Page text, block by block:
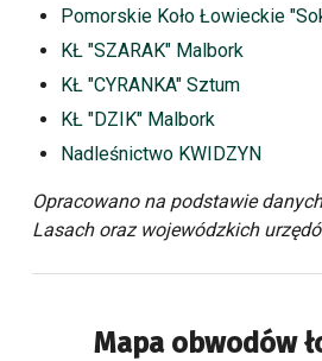
Mapa obwodów
Pomorskie Koło Łowieckie
KŁ "SZARAK" Malbork
KŁ "CYRANKA" Sztum
KŁ "DZIK" Malbork
Nadleśnictwo KWIDZYN
Opracowano na podstawie
Lasach oraz wojewódzkich